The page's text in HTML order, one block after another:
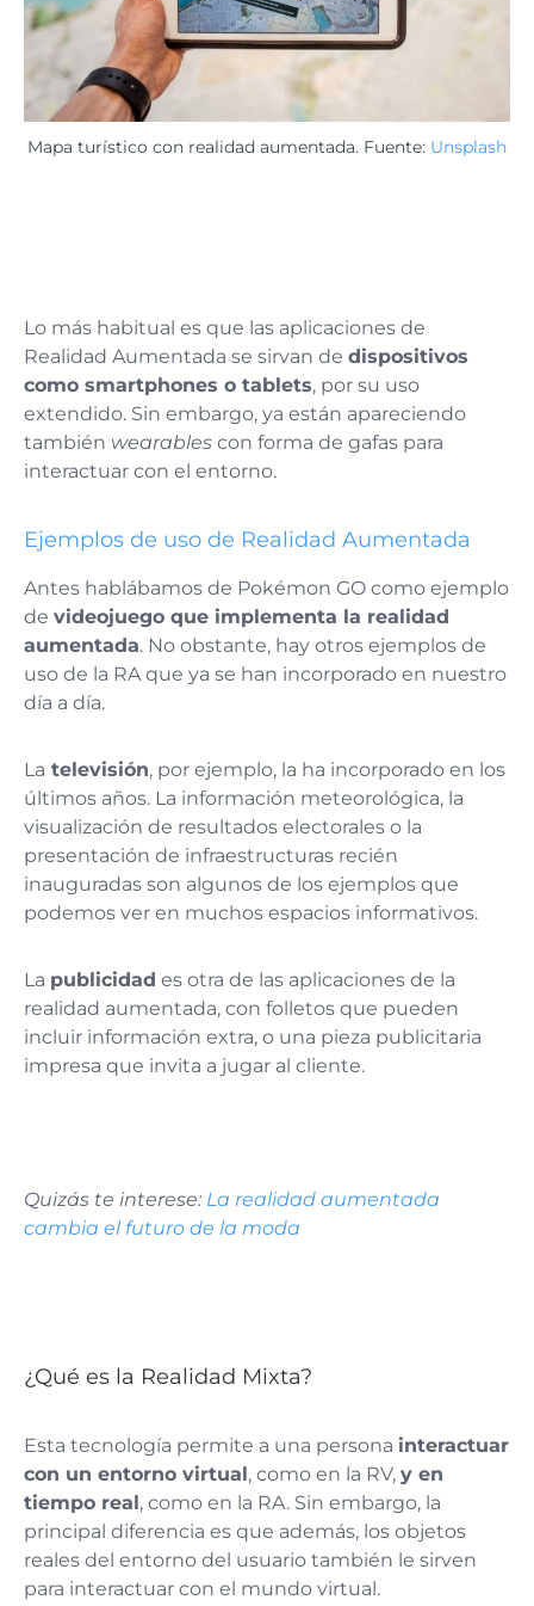
Mapa turístico con realidad aumentada. Fuente: Unsplash
Lo más habitual es que las aplicaciones de
Realidad Aumentada se sirvan de dispositivos
como smartphones o tablets, por su uso
extendido. Sin embargo, ya están apareciendo
también wearables con forma de gafas para
interactuar con el entorno.
Ejemplos de uso de Realidad Aumentada
Antes hablábamos de Pokémon GO como ejemplo
de videojuego que implementa la realidad
aumentada. No obstante, hay otros ejemplos de
uso de la RA que ya se han incorporado en nuestro
día a día.
La televisión, por ejemplo, la ha incorporado en los
últimos años. La información meteorológica, la
visualización de resultados electorales o la
presentación de infraestructuras recién
inauguradas son algunos de los ejemplos que
podemos ver en muchos espacios informativos.
La publicidad es otra de las aplicaciones de la
realidad aumentada, con folletos que pueden
incluir información extra, o una pieza publicitaria
impresa que invita a jugar al cliente.
Quizás te interese: La realidad aumentada
cambia el futuro de la moda
¿Qué es la Realidad Mixta?
Esta tecnología permite a una persona interactuar
con un entorno virtual, como en la RV, y en
tiempo real, como en la RA. Sin embargo, la
principal diferencia es que además, los objetos
reales del entorno del usuario también le sirven
para interactuar con el mundo virtual.